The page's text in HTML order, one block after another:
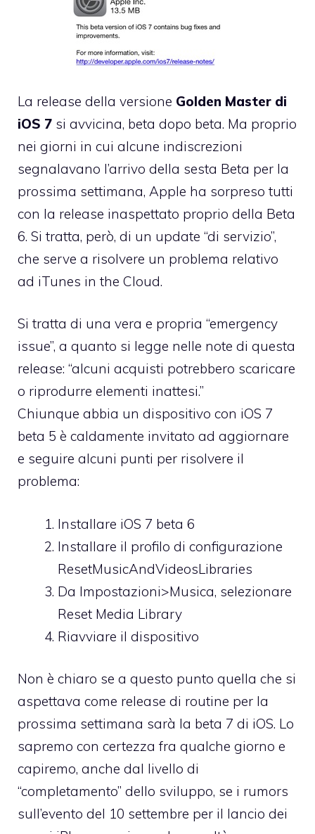
La release della versione Golden Master di
iOS 7 si avvicina, beta dopo beta. Ma proprio
nei giorni in cui alcune indiscrezioni
segnalavano l’arrivo della sesta Beta per la
prossima settimana, Apple ha sorpreso tutti
con la release inaspettato proprio della Beta
6. Si tratta, però, di un update “di servizio”,
che serve a risolvere un problema relativo
ad iTunes in the Cloud.
Si tratta di una vera e propria “emergency
issue”, a quanto si legge nelle note di questa
release: “alcuni acquisti potrebbero scaricare
o riprodurre elementi inattesi.”
Chiunque abbia un dispositivo con iOS 7
beta 5 è caldamente invitato ad aggiornare
e seguire alcuni punti per risolvere il
problema:
Installare iOS 7 beta 6
Installare il profilo di configurazione
ResetMusicAndVideosLibraries
Da Impostazioni>Musica, selezionare
Reset Media Library
Riavviare il dispositivo
Non è chiaro se a questo punto quella che si
aspettava come release di routine per la
prossima settimana sarà la beta 7 di iOS. Lo
sapremo con certezza fra qualche giorno e
capiremo, anche dal livello di
“completamento” dello sviluppo, se i rumors
sull’evento del 10 settembre per il lancio dei